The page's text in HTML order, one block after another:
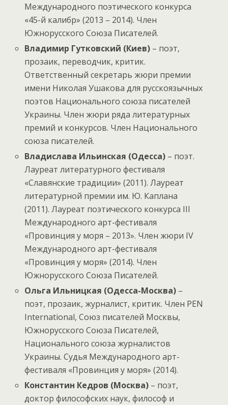
Международного поэтического конкурса
«45-й калибр» (2013 – 2014). Член
Южнорусского Союза Писателей.
Владимир Гутковский (Киев) – поэт,
прозаик, переводчик, критик.
Ответственный секретарь жюри премии
имени Николая Ушакова для русскоязычных
поэтов Национального союза писателей
Украины. Член жюри ряда литературных
премий и конкурсов. Член Национального
союза писателей.
Владислава Ильинская (Одесса) – поэт.
Лауреат литературного фестиваля
«Славянские традиции» (2011). Лауреат
литературной премии им. Ю. Каплана
(2011). Лауреат поэтического конкурса III
Международного арт-фестиваля
«Провинция у моря – 2013». Член жюри IV
Международного арт-фестиваля
«Провинция у моря» (2014). Член
Южнорусского Союза Писателей.
Ольга Ильницкая (Одесса-Москва) –
поэт, прозаик, журналист, критик. Член PEN
International, Союз писателей Москвы,
Южнорусского Союза Писателей,
Национального союза журналистов
Украины. Судья Международного арт-
фестиваля «Провинция у моря» (2014).
Константин Кедров (Москва) – поэт,
доктор философских наук, философ и